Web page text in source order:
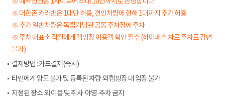
※ 대한존 카라반은 1대만 허용, 견인차량에 한해 1대까지 추가 허용
※ 추가 일반차량은 독립기념관 공동 주차장에 주차
※ 주차 매표소 직원에게 갬핑장 이용객 확인 필수 (하이패스 차로 주차료 감면
불가)
결제방법 : 카드결제(즉시)
타인에게 양도 불가 및 등록된 차량 외 캠핑장 내 입장 불가
지정된 장소 외 이용 및 취사·야영·주차 금지